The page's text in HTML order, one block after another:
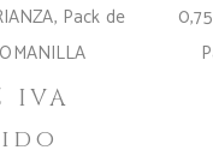
, Pack de
IVA